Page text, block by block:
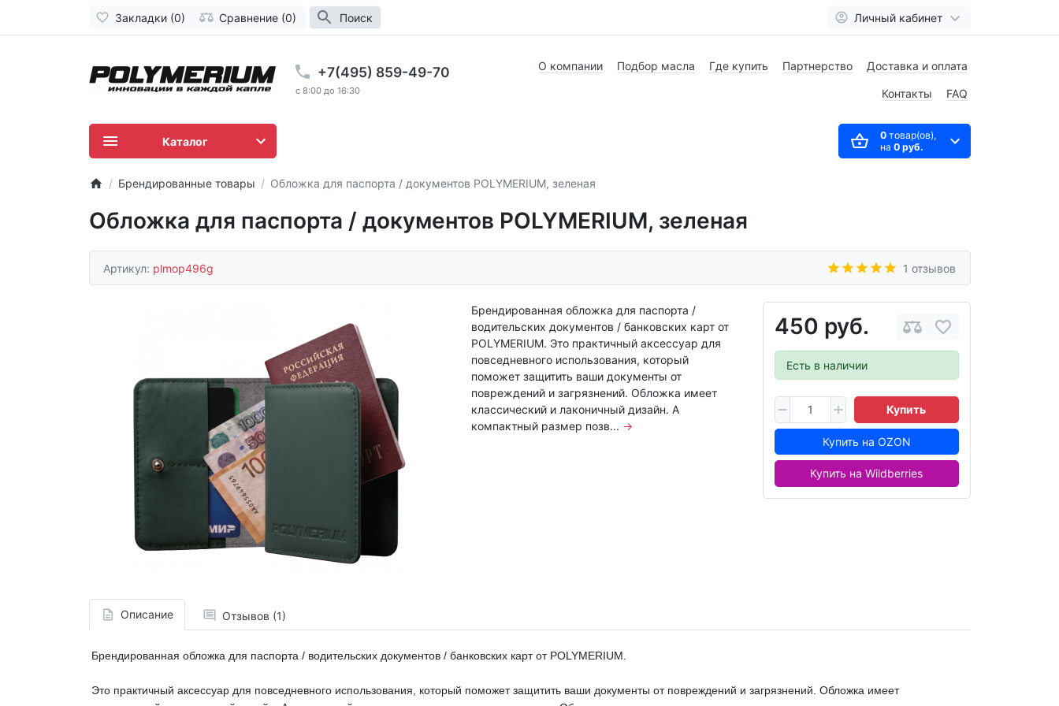
Закладки (0) Сравнение (0) Поиск Личный кабинет
+7(495) 859-49-70
c 8:00 до 16:30
О компании Подбор масла Где купить Партнерство Доставка и оплата
Контакты FAQ
0товар(ов),
на 0 руб.
Каталог
Брендированные товары Обложка для паспорта / документов POLYMERIUM, зеленая
Обложка для паспорта / документов POLYMERIUM, зеленая
Артикул: plmop496g 1 отзывов
450 руб.
Есть в наличии
Купить
Купить на OZON
Купить на Wildberries
Брендированная обложка для паспорта /
водительских документов / банковских карт от
POLYMERIUM. Это практичный аксессуар для
повседневного использования, который
поможет защитить ваши документы от
повреждений и загрязнений. Обложка имеет
классический и лаконичный дизайн. А
компактный размер позв... →
Описание Отзывов (1)
Брендированная обложка для паспорта / водительских документов / банковских карт от POLYMERIUM.
Это практичный аксессуар для повседневного использования, который поможет защитить ваши документы от повреждений и загрязнений. Обложка имеет